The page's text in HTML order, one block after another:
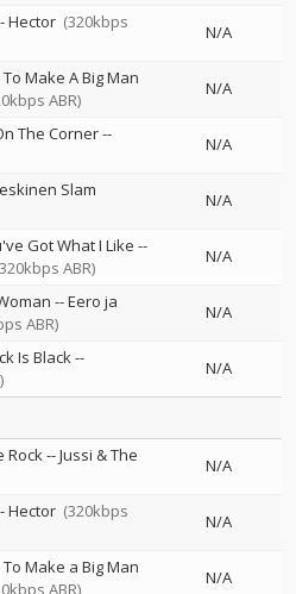
Hector (320kbps
N/A
Make A Big Man
ABR)
N/A
The Corner--
N/A
Slam
N/A
Got What I Like --
ABR)
N/A
--Eero ja
ABR)
N/A
Is Black--
N/A
Rock--Jussi & The
N/A
Hector (320kbps
N/A
Make a Big Man
ABR)
N/A